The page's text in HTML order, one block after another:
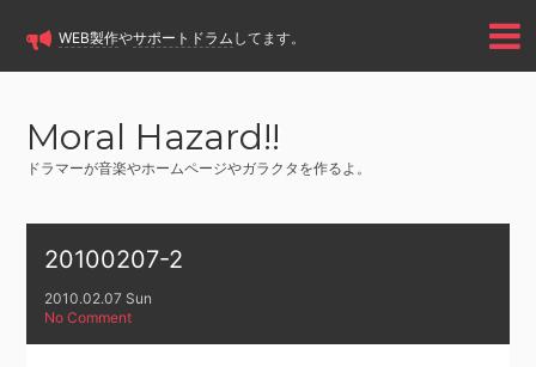
WEB製作やサポートドラム してます。
Moral Hazard!!
ドラマーが音楽やホームページやガラクタを作るよ。
20100207-2
2010.02.07 Sun
No Comment